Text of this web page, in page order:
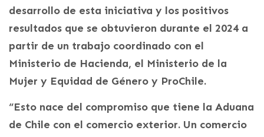
desarrollo de esta iniciativa y los positivos
resultados que se obtuvieron durante el 2024 a
partir de un trabajo coordinado con el
Ministerio de Hacienda, el Ministerio de la
Mujer y Equidad de Género y ProChile.
“Esto nace del compromiso que tiene la Aduana
de Chile con el comercio exterior. Un comercio